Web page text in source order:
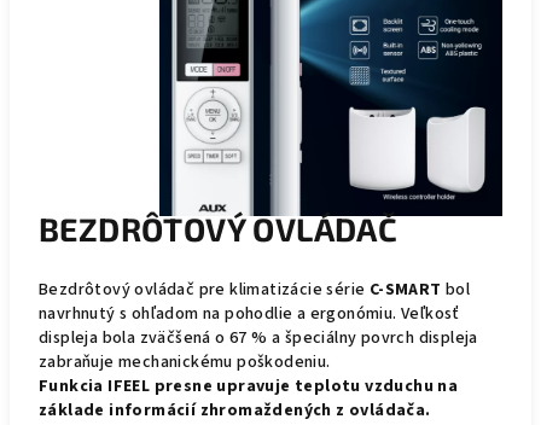
BEZDRÔTOVÝ OVLÁDAČ
Bezdrôtový ovládač pre klimatizácie série C-SMART bol
navrhnutý s ohľadom na pohodlie a ergonómiu. Veľkosť
displeja bola zväčšená o 67 % a špeciálny povrch displeja
zabraňuje mechanickému poškodeniu.
Funkcia IFEEL presne upravuje teplotu vzduchu na
základe informácií zhromaždených z ovládača.